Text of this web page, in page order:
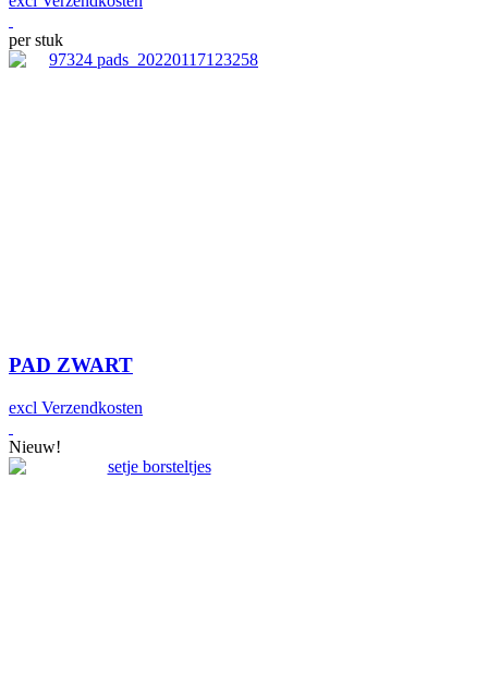
per stuk
PAD ZWART
excl Verzendkosten
Nieuw!